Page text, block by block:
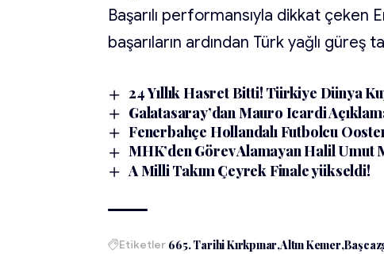
Başarılı performansıyla dikkat
başarıların ardından Türk yağlı güreş
24 Yıllık Hasret Bitti! Türkiye Dünya
Galatasaray’dan Mauro Icardi
Fenerbahçe Hollandalı Futbolcu
MHK’den Görev Alamayan Halil Umut
A Milli Takım Çeyrek Finale yükseldi!
Etiketler 665. Tarihi Kırkpınar Altın Kemer